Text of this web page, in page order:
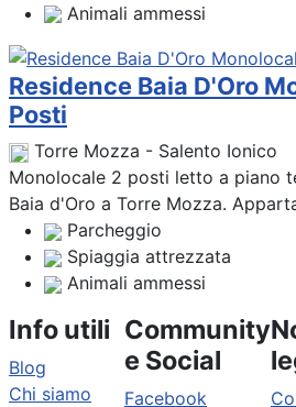
Animali ammessi
Residence Baia D'Oro
Posti
Torre Mozza - Salento Ionico
Monolocale 2 posti letto a piano
Baia d'Oro a Torre Mozza.
Parcheggio
Spiaggia attrezzata
Animali ammessi
Info utili
Blog
Chi siamo
Community
e Social
Facebook